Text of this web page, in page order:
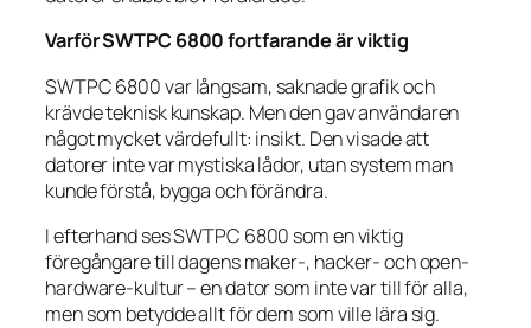
Varför SWTPC 6800 fortfarande är viktig
SWTPC 6800 var långsam, saknade grafik och
krävde teknisk kunskap. Men den gav användaren
något mycket värdefullt: insikt. Den visade att
datorer inte var mystiska lådor, utan system man
kunde förstå, bygga och förändra.
I efterhand ses SWTPC 6800 som en viktig
föregångare till dagens maker-, hacker- och open-
hardware-kultur – en dator som inte var till för alla,
men som betydde allt för dem som ville lära sig.